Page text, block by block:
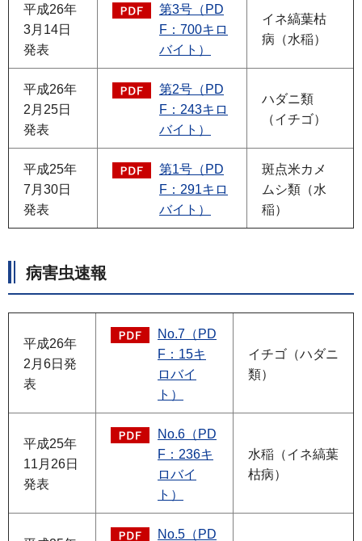
平成26年
3月14日
発表
第3号（PD
F：700キロ
バイト）
イネ縞葉枯
病（水稲）
平成26年
2月25日
発表
第2号（PD
F：243キロ
バイト）
ハダニ類
（イチゴ）
平成25年
7月30日
発表
第1号（PD
F：291キロ
バイト）
斑点米カメ
ムシ類（水
稲）
病害虫速報
平成26年
2月6日発
表
No.7（PD
F：15キ
ロバイ
ト）
イチゴ（ハダニ
類）
平成25年
11月26日
発表
No.6（PD
F：236キ
ロバイ
ト）
水稲（イネ縞葉
枯病）
No.5（PD